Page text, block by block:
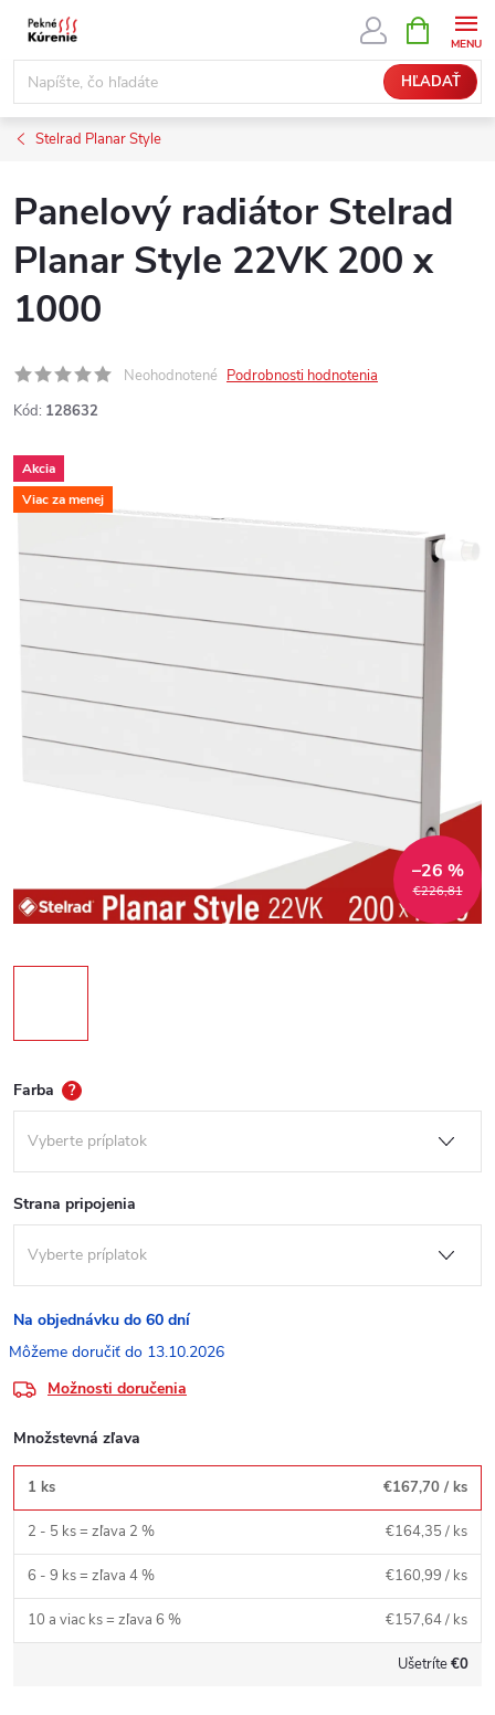
Prejsť
obsah
HĽADAŤ
KOŠÍK
Stelrad Planar Style
Panelový radiátor Stelrad
Planar Style 22VK 200 x
1000
Neohodnotené Podrobnosti hodnotenia
Kód: 128632
Akcia
Viac za menej
€226,81
–26 %
Farba ?
Strana pripojenia
Na objednávku do 60 dní
13.10.2026
Možnosti doručenia
Množstevná zľava
1 ks €167,70 / ks
2 - 5 ks = zľava 2 % €164,35 / ks
6 - 9 ks = zľava 4 % €160,99 / ks
10 a viac ks = zľava 6 % €157,64/ ks
Ušetríte€0